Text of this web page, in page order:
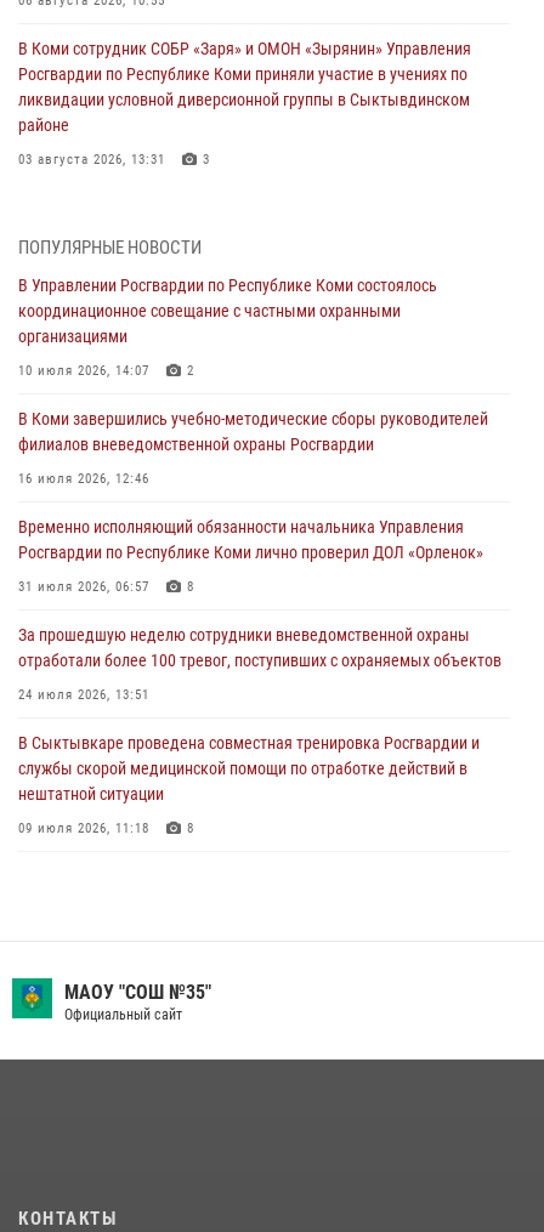
В Коми сотрудник СОБР «Заря» и ОМОН «Зырянин» Управления
Росгвардии по Республике Коми приняли участие в учениях по
ликвидации условной диверсионной группы в Сыктывдинском
районе
03 августа 2026, 13:31 3
по спортивному самбо
03 августа 2026, 12:07 5
В Коми росгвардейцы информируют граждан об изменениях в
законодательстве в сфере оборота оружия и продолжают изымать
02 августа 2026, 06:17
В Койгородском районе местный житель обратился в Росгвардию
31 июля 2026, 10:55
Временно исполняющий обязанности начальника Управления
31 июля 2026, 06:57 8
В Усинске росгвардейцы оперативно отработали план «Квартал»
ПОПУЛЯРНЫЕ НОВОСТИ
В Управлении Росгвардии по Республике Коми состоялось
координационное совещание с частными охранными
организациями
10 июля 2026, 14:07 2
В Коми завершились учебно-методические сборы руководителей
филиалов вневедомственной охраны Росгвардии
16 июля 2026, 12:46
Временно исполняющий обязанности начальника Управления
Росгвардии по Республике Коми лично проверил ДОЛ «Орленок»
31 июля 2026, 06:57 8
За прошедшую неделю сотрудники вневедомственной охраны
отработали более 100 тревог, поступивших с охраняемых объектов
24 июля 2026, 13:51
В Сыктывкаре проведена совместная тренировка Росгвардии и
службы скорой медицинской помощи по отработке действий в
нештатной ситуации
09 июля 2026, 11:18 8
В Коми росгвардейцы поздравили с юбилеем директора филиала
ВГТРК «Коми Гор» Юлию Чубову
В Усть-Вымском районе росгвардейцы задержала необычного
МАОУ "СОШ №35"
Официальный сайт
КОНТАКТЫ